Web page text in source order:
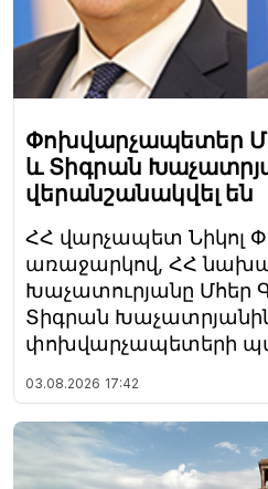
Փոխվարչապետեր
և Տիգրան
վերանշանակվել են
ՀՀ վարչապետ Նիկոլ
առաջարկով, ՀՀ
Խաչատուրյանը Մհեր
Տիգրան
փոխվարչապետերի
03.08.2026 17:42